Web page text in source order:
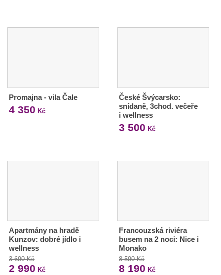
Promajna - vila Čale
4 350 Kč
České Švýcarsko:
snídaně, 3chod. večeře
i wellness
3 500 Kč
Apartmány na hradě
Kunzov: dobré jídlo i
wellness
3 690 Kč
2 990 Kč
Francouzská riviéra
busem na 2 noci: Nice i
Monako
8 590 Kč
8 190 Kč